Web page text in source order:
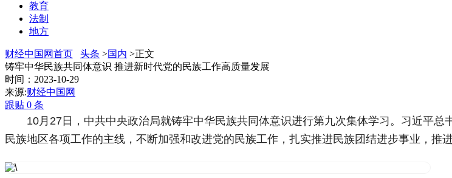
教育
法制
地方
财经中国网首页 头条 >国内 >正文
铸牢中华民族共同体意识 推进新时代党的民族工作高质量发展
时间：2023-10-29
来源:财经中国网
跟贴 0 条
10月27日，中共中央政治局就铸牢中华民族共同体意识进行第九次集体学习。习近平
民族地区各项工作的主线，不断加强和改进党的民族工作，扎实推进民族团结进步事业，推